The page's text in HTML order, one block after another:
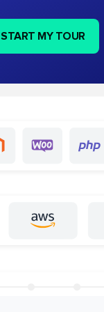
START MY TOUR